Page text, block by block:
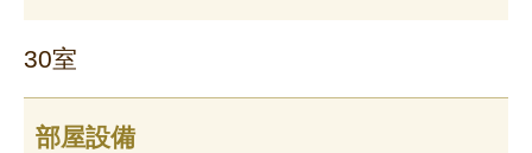
30室
部屋設備